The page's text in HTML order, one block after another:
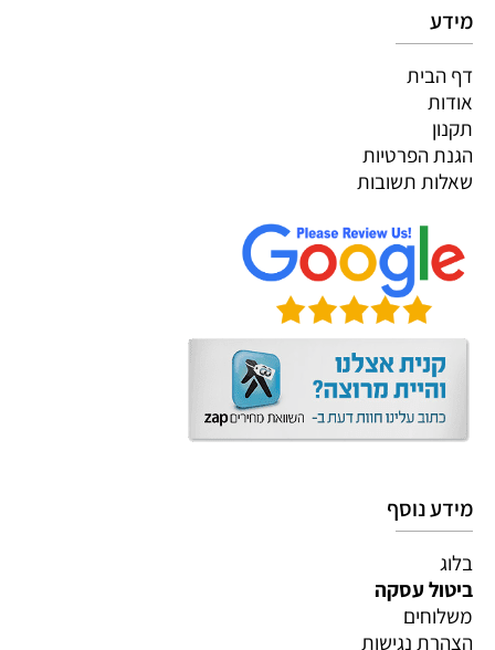
מידע
דף הבית
אודות
תקנון
הגנת הפרטיות
שאלות תשובות
מידע נוסף
בלוג
ביטול עסקה
משלוחים
הצהרת נגישות